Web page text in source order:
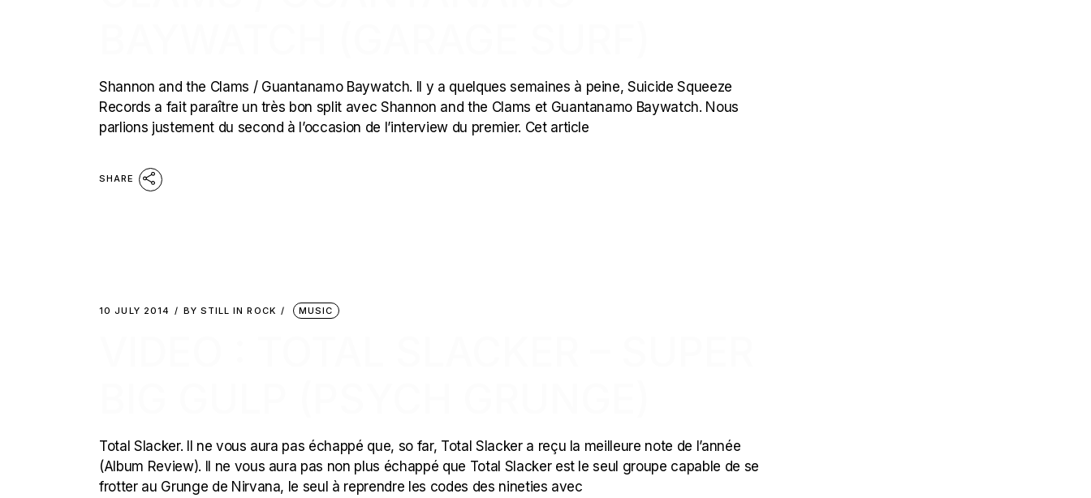
Shannon and the Clams / Guantanamo Baywatch. Il y a quelques semaines à peine, Suicide Squeeze
Records a fait paraître un très bon split avec Shannon and the Clams et Guantanamo Baywatch. Nous
parlions justement du second à l’occasion de l’interview du premier. Cet article
SHARE
10 JULY 2014 BY STILL IN ROCK MUSIC
Total Slacker. Il ne vous aura pas échappé que, so far, Total Slacker a reçu la meilleure note de l’année
(Album Review). Il ne vous aura pas non plus échappé que Total Slacker est le seul groupe capable de se
frotter au Grunge de Nirvana, le seul à reprendre les codes des nineties avec